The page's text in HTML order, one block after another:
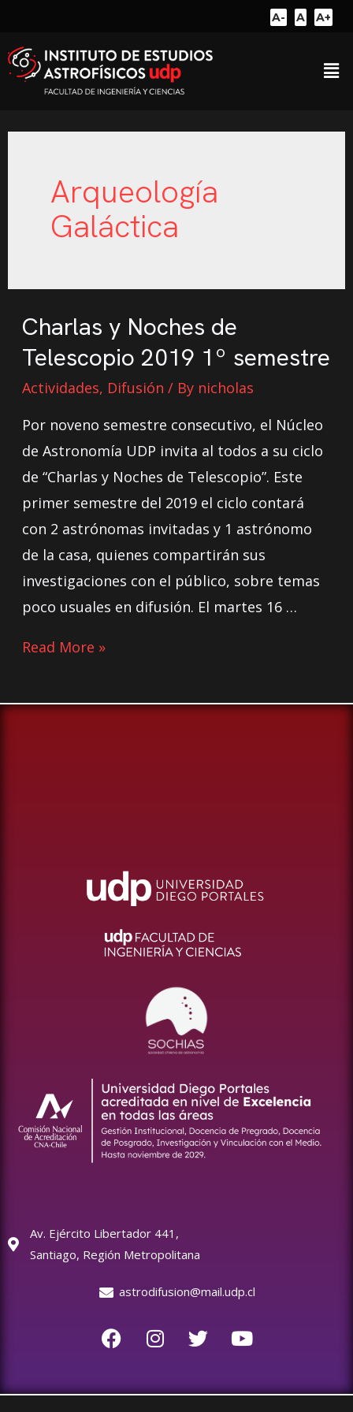
A- A A+
Arqueología
Galáctica
Charlas y Noches de
Telescopio 2019 1º semestre
Actividades, Difusión / By nicholas
Por noveno semestre consecutivo, el Núcleo
de Astronomía UDP invita al todos a su ciclo
de “Charlas y Noches de Telescopio”. Este
primer semestre del 2019 el ciclo contará
con 2 astrónomas invitadas y 1 astrónomo
de la casa, quienes compartirán sus
investigaciones con el público, sobre temas
poco usuales en difusión. El martes 16 …
Read More »
Av. Ejército Libertador 441,
Santiago, Región Metropolitana
astrodifusion@mail.udp.cl